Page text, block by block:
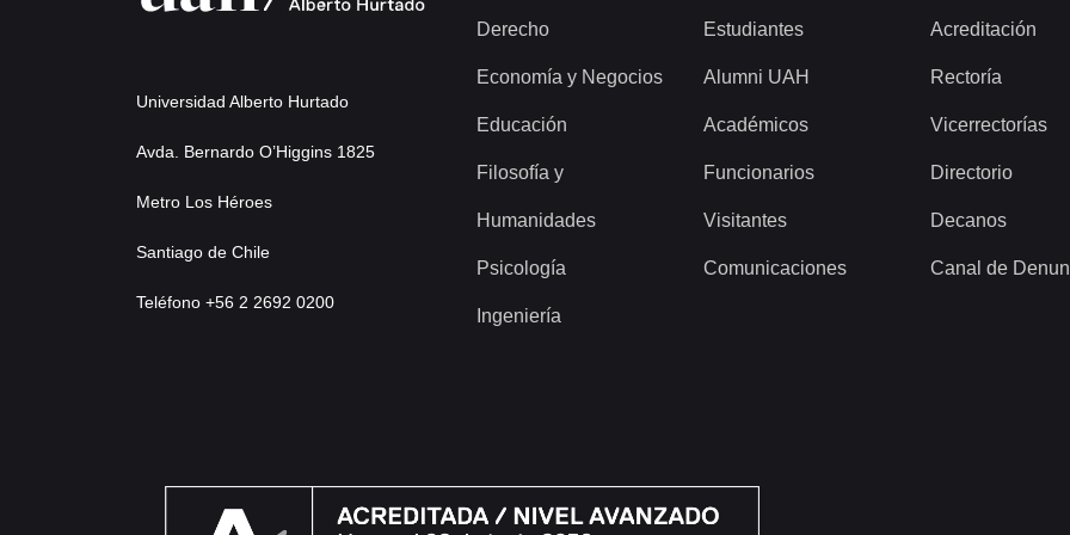
Universidad Alberto Hurtado
Avda. Bernardo O’Higgins 1825
Metro Los Héroes
Santiago de Chile
Teléfono +56 2 2692 0200
Derecho
Economía y Negocios
Educación
Filosofía y
Humanidades
Psicología
Ingeniería
Estudiantes
Alumni UAH
Académicos
Funcionarios
Visitantes
Comunicaciones
Acreditación
Rectoría
Vicerrectorías
Directorio
Decanos
Canal de